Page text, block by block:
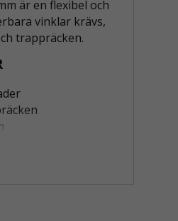
är en flexibel och
vinklar krävs,
trappräcken.